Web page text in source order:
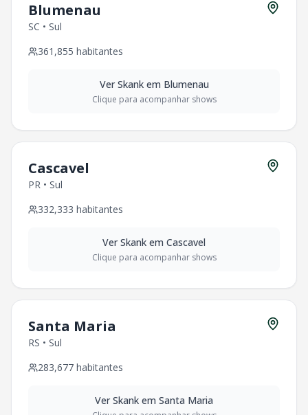
Blumenau
SC • Sul
361,855 habitantes
VerSkankem Blumenau
Clique para acompanhar shows
Cascavel
PR • Sul
332,333 habitantes
VerSkank em Cascavel
Clique para acompanhar shows
Santa Maria
RS • Sul
283,677 habitantes
VerSkank em Santa Maria